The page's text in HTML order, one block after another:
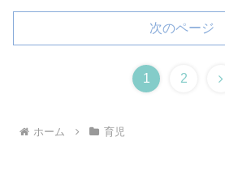
次のページ
1 2
次
ホーム 育児